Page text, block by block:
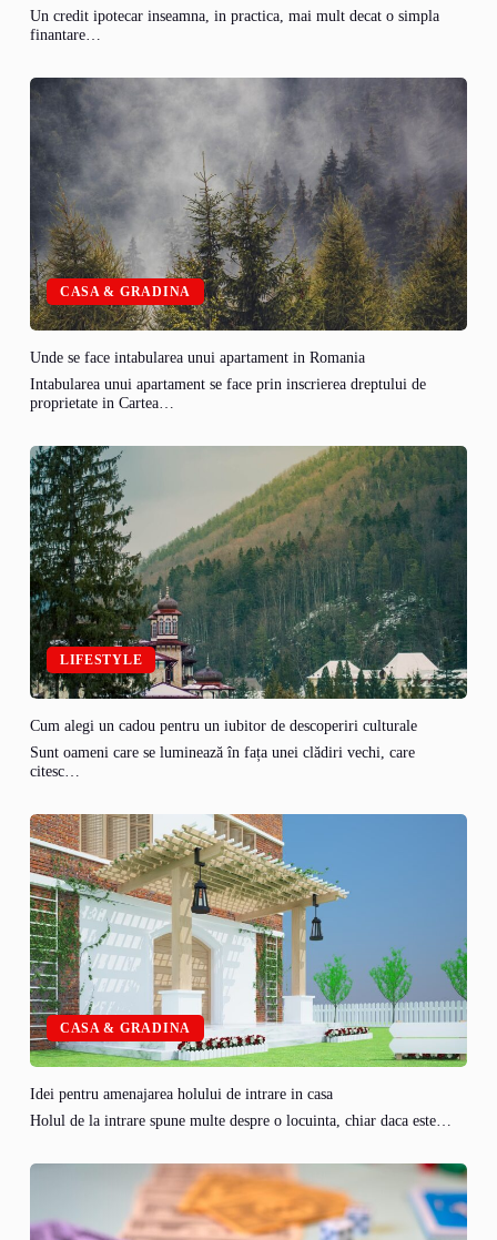
Un credit ipotecar inseamna, in practica, mai mult decat o simpla
finantare…
CASA & GRADINA
Unde se face intabularea unui apartament in Romania
Intabularea unui apartament se face prin inscrierea dreptului de
proprietate in Cartea…
LIFESTYLE
Cum alegi un cadou pentru un iubitor de descoperiri culturale
Sunt oameni care se luminează în fața unei clădiri vechi, care
citesc…
CASA & GRADINA
Idei pentru amenajarea holului de intrare in casa
Holul de la intrare spune multe despre o locuinta, chiar daca este…